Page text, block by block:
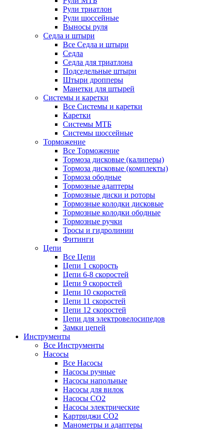
Рули триатлон
Рули шоссейные
Выносы руля
Седла и штыри
Все Седла и штыри
Седла
Седла для триатлона
Подседельные штыри
Штыри дропперы
Манетки для штырей
Системы и каретки
Все Системы и каретки
Каретки
Системы МТБ
Системы шоссейные
Торможение
Все Торможение
Тормоза дисковые (калиперы)
Тормоза дисковые (комплекты)
Тормоза ободные
Тормозные адаптеры
Тормозные диски и роторы
Тормозные колодки дисковые
Тормозные колодки ободные
Тормозные ручки
Тросы и гидролинии
Фитинги
Цепи
Все Цепи
Цепи 1 скорость
Цепи 6-8 скоростей
Цепи 9 скоростей
Цепи 10 скоростей
Цепи 11 скоростей
Цепи 12 скоростей
Цепи для электровелосипедов
Замки цепей
Инструменты
Все Инструменты
Насосы
Все Насосы
Насосы ручные
Насосы напольные
Насосы для вилок
Насосы CO2
Насосы электрические
Картриджи CO2
Манометры и адаптеры